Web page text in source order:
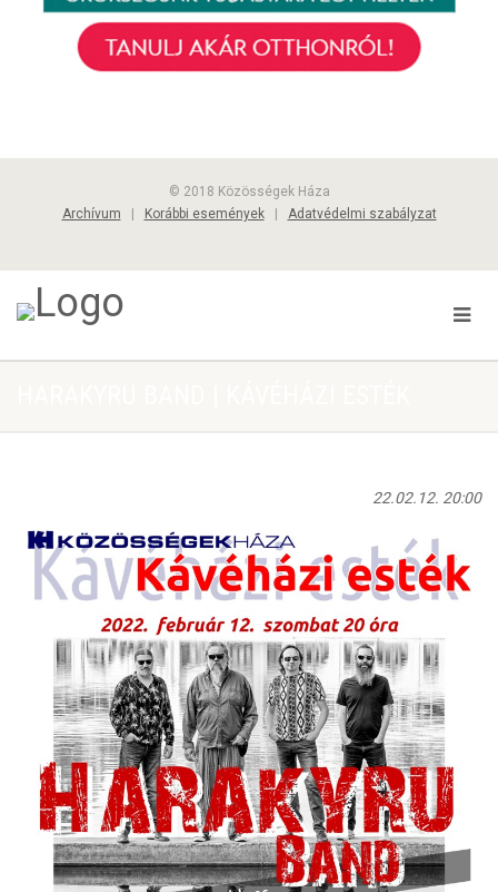
© 2018 Közösségek Háza
Archívum
Korábbi események| Adatvédelmi szabályzat
22.02.12. 20:00